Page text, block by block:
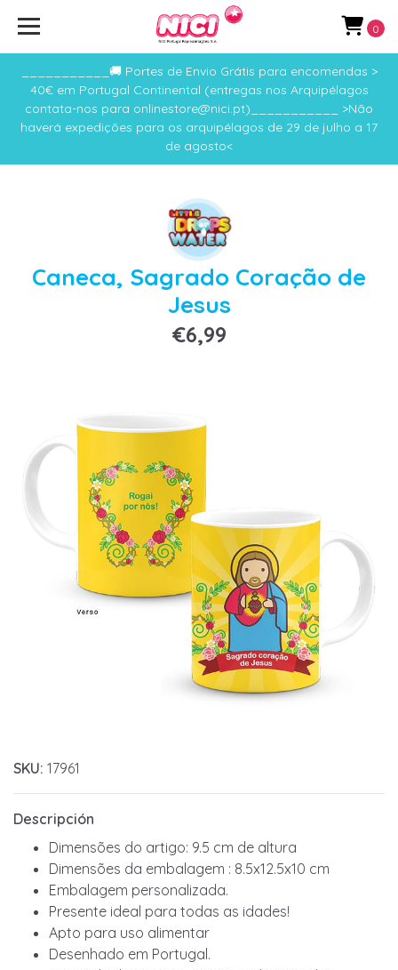
___________🚚 Portes de Envio Grátis para encomendas >
40€ em Portugal Continental (entregas nos Arquipélagos
contata-nos para onlinestore@nici.pt)___________ >Não
haverá expedições para os arquipélagos de 29 de julho a 17
de agosto<
0
Caneca, Sagrado Coração de
Jesus
€6,99
SKU: 17961
Descripción
Dimensões do artigo: 9.5 cm de altura
Dimensões da embalagem : 8.5x12.5x10 cm
Embalagem personalizada.
Presente ideal para todas as idades!
Apto para uso alimentar
Desenhado em Portugal.